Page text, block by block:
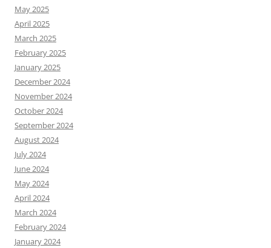
May 2025
April 2025
March 2025
February 2025
January 2025
December 2024
November 2024
October 2024
September 2024
August 2024
July 2024
June 2024
May 2024
April 2024
March 2024
February 2024
January 2024